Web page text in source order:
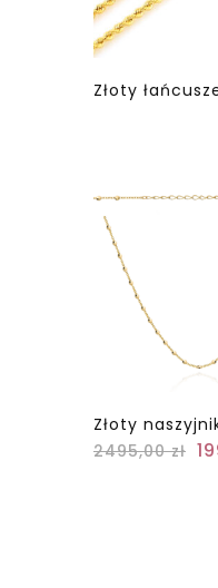
Złoty
Złoty
2495,00zł